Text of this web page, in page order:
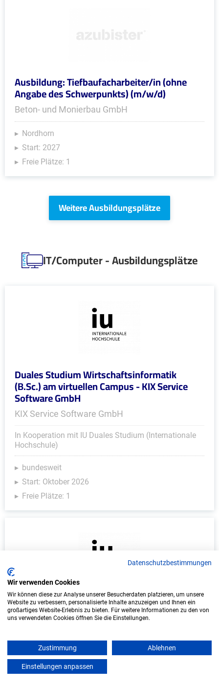
Ausbildung: Tiefbaufacharbeiter/in (ohne
Angabe des Schwerpunkts) (m/w/d)
Beton- und Monierbau GmbH
Nordhorn
Start: 2027
Freie Plätze: 1
Weitere Ausbildungsplätze
IT/Computer - Ausbildungsplätze
Duales Studium Wirtschaftsinformatik
(B.Sc.) am virtuellen Campus - KIX Service
Software GmbH
KIX Service Software GmbH
In Kooperation mit IU Duales Studium (Internationale
Hochschule)
bundesweit
Start: Oktober 2026
Freie Plätze: 1
Duales Studium Informatik (B.Sc.) am
virtuellen Campus - Vereinigte
Vereinigte Hagelversicherung VVaG
In Kooperation mit IU Duales Studium (Internationale
Hochschule)
Datenschutzbestimmungen
Wir verwenden Cookies
Wir können diese zur Analyse unserer Besucherdaten platzieren, um unsere
Website zu verbessern, personalisierte Inhalte anzuzeigen und Ihnen ein
großartiges Website-Erlebnis zu bieten. Für weitere Informationen zu den von
uns verwendeten Cookies öffnen Sie die Einstellungen.
Zustimmung Ablehnen
Einstellungen anpassen